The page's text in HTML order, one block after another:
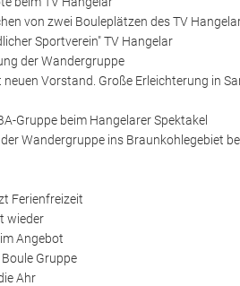
von zwei Bouleplätzen des TV
Sportverein" TV Hangelar
der Wandergruppe
Vorstand. Große Erleichterung in
Gruppe beim Hangelarer Spektakel
Wandergruppe ins Braunkohlegebiet
Ferienfreizeit
wieder
Angebot
Gruppe
Ahr